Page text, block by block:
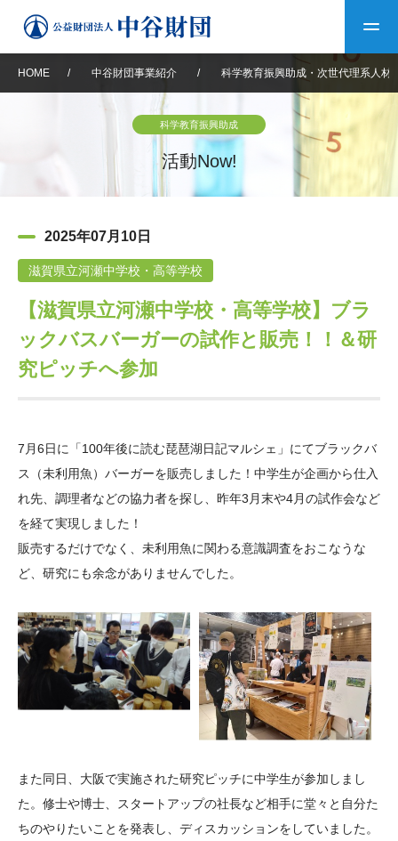
中谷財団について
設立趣意書 財団概要
沿革 40年史デジタルブック
中谷財団40年史
年報一覧 中谷財団レポート
中谷財団事業紹介 中谷賞
神戸賞 長期大型研究助成
研究助成
ム
科学教育振興助成・
次世代理系人材育成プ
ログラム助成
中谷財団動画紹介
その他情報
その他情報
アクセス よくあるご質問
サイトマップ 中谷財団アーカイブ
お問い合わせ
日本語 English マイページ
HOME / 中谷財団事業紹介 / 科学教育振興助成・次世代理系人材
科学教育振興助成
活動Now!
2025年07月10日
滋賀県立河瀬中学校・高等学校
【滋賀県立河瀬中学校・高等学校】ブラ
ックバスバーガーの試作と販売！！＆研
究ピッチへ参加
7月6日に「100年後に読む琵琶湖日記マルシェ」にてブラックバ
ス（未利用魚）バーガーを販売しました！中学生が企画から仕入
れ先、調理者などの協力者を探し、昨年3月末や4月の試作会など
を経て実現しました！
販売するだけでなく、未利用魚に関わる意識調査をおこなうな
ど、研究にも余念がありませんでした。
また同日、大阪で実施された研究ピッチに中学生が参加しまし
た。修士や博士、スタートアップの社長など相手に堂々と自分た
ちのやりたいことを発表し、ディスカッションをしていました。